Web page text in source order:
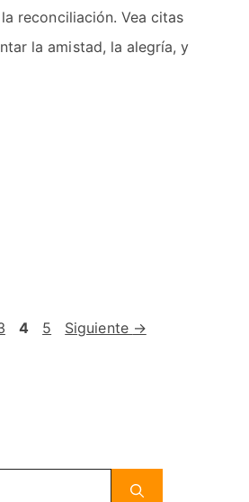
reconciliación. Vea citas
la amistad, la alegría, y
Página
4 Página
5 Siguiente →